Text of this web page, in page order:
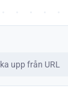
upp från URL